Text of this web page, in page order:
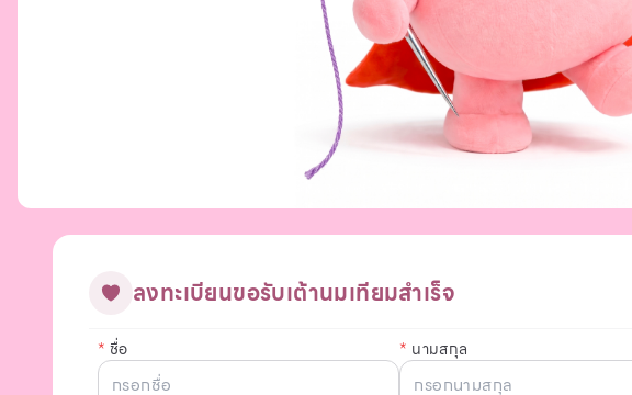
ลงทะเบียนขอรับเต้านมเทียมสำเร็จ
* ชื่อ * นามสกุล